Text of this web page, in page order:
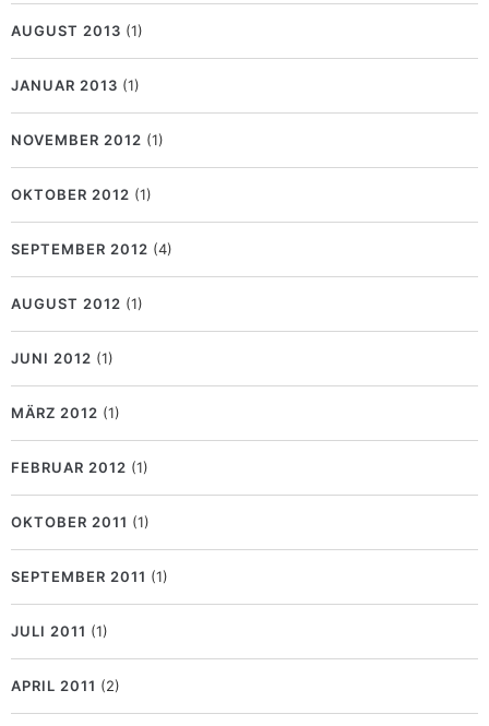
AUGUST 2013 (1)
JANUAR 2013 (1)
NOVEMBER 2012 (1)
OKTOBER 2012 (1)
SEPTEMBER 2012 (4)
AUGUST 2012 (1)
JUNI 2012 (1)
MÄRZ 2012 (1)
FEBRUAR 2012 (1)
OKTOBER 2011 (1)
SEPTEMBER 2011 (1)
JULI 2011 (1)
APRIL 2011 (2)